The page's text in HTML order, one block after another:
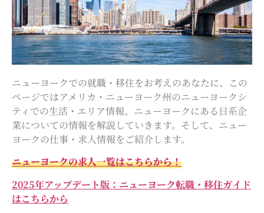
ニューヨークでの就職・移住をお考えのあなたに、この
ページではアメリカ・ニューヨーク州のニューヨークシ
ティでの生活・エリア情報、ニューヨークにある日系企
業についての情報を解説していきます。そして、ニュー
ヨークの仕事・求人情報をご紹介します。
ニューヨークの求人一覧はこちらから！
2025年アップデート版：ニューヨーク転職・移住ガイド
はこちらから